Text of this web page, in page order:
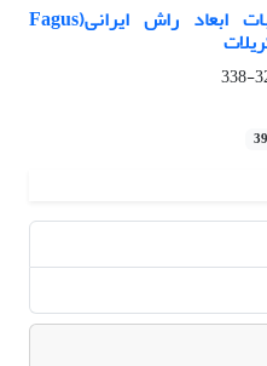
بررسی میزان جذب آب و ثبات ابعاد راش ایرانی(Fagus